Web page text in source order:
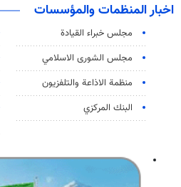
اخبار المنظمات والمؤسسات
مجلس خبراء القيادة
مجلس الشورى الاسلامي
منظمة الاذاعة والتلفزیون
البنك المركزي